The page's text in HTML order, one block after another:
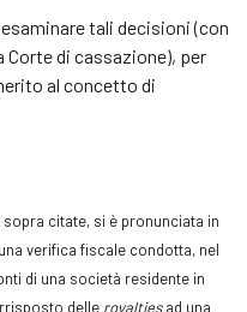
tali decisioni (con
Corte di cassazione), per
al concetto di
citate, si è pronunciata in
verifica fiscale condotta, nel
di una società residente in
delle royaltiesad una